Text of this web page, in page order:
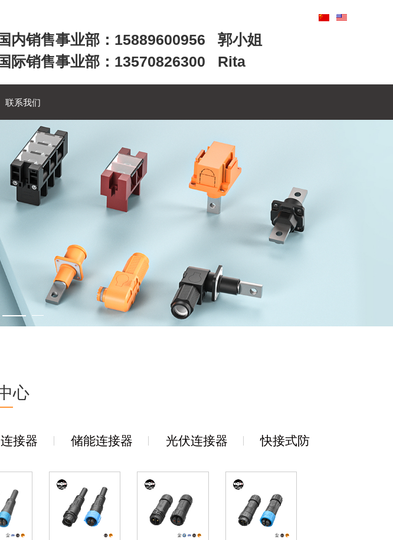
内销售事业部：15889600956 郭小姐
际销售事业部：13570826300 Rita
联系我们
心
接器 储能连接器 光伏连接器 快接式防水连接器